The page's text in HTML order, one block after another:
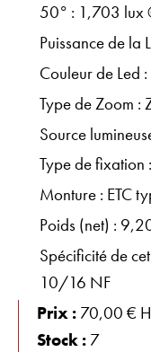
50° : 1,703 lux
Puissance de la
Couleur de Led
Type de Zoom :
Source
Type de fixation
Monture : ETC
Poids (net) :
Spécificité de
10/16 NF
Prix : 70,00 €
Stock : 7